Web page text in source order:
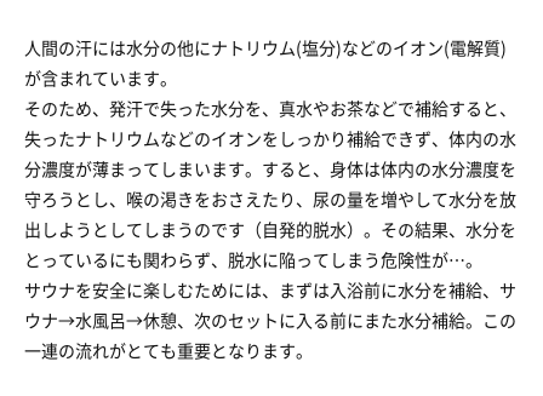
人間の汗には水分の他にナトリウム(塩分)などのイオン(電解質)
が含まれています。
そのため、発汗で失った水分を、真水やお茶などで補給すると、
失ったナトリウムなどのイオンをしっかり補給できず、体内の水
分濃度が薄まってしまいます。すると、身体は体内の水分濃度を
守ろうとし、喉の渇きをおさえたり、尿の量を増やして水分を放
出しようとしてしまうのです（自発的脱水）。その結果、水分を
とっているにも関わらず、脱水に陥ってしまう危険性が…。
サウナを安全に楽しむためには、まずは入浴前に水分を補給、サ
ウナ→水風呂→休憩、次のセットに入る前にまた水分補給。この
一連の流れがとても重要となります。